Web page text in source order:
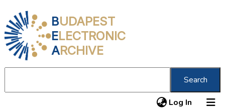
BUDAPEST
ELECTRONIC
ARCHIVE
Search
Log In (current)